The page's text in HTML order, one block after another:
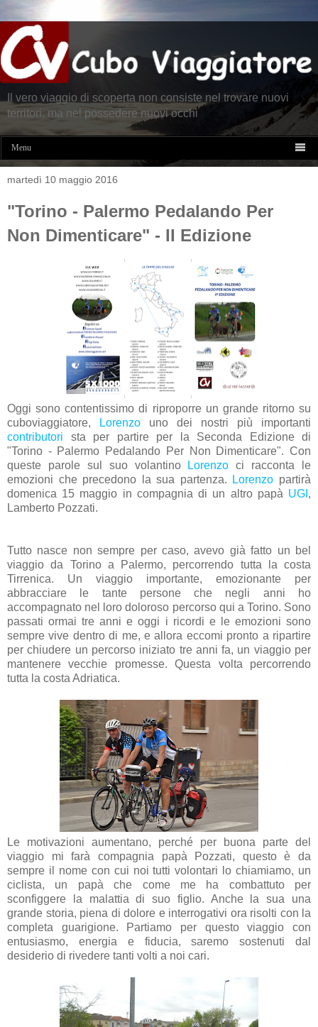
Il vero viaggio di scoperta non consiste nel trovare nuovi
territori, ma nel possedere nuovi occhi
Menu 
martedì 10 maggio 2016
"Torino - Palermo Pedalando Per
Non Dimenticare" - II Edizione
Oggi sono contentissimo di riproporre un grande ritorno su
cuboviaggiatore,
Lorenzo uno dei nostri più importanti
contributori sta per partire per la Seconda Edizione di
"Torino - Palermo Pedalando Per Non Dimenticare". Con
queste parole sul suo volantino
Lorenzo ci racconta le
emozioni che precedono la sua partenza.
Lorenzo partirà
domenica 15 maggio in compagnia di un altro papà UGI ,
Lamberto Pozzati.
Tutto nasce non sempre per caso, avevo già fatto un bel
viaggio da Torino a Palermo, percorrendo tutta la costa
Tirrenica. Un viaggio importante, emozionante per
abbracciare le tante persone che negli anni ho
accompagnato nel loro doloroso percorso qui a Torino. Sono
passati ormai tre anni e oggi i ricordi e le emozioni sono
sempre vive dentro di me, e allora eccomi pronto a ripartire
per chiudere un percorso iniziato tre anni fa, un viaggio per
mantenere vecchie promesse. Questa volta percorrendo
tutta la costa Adriatica.
Le motivazioni aumentano, perché per buona parte del
viaggio mi farà compagnia papà Pozzati, questo è da
sempre il nome con cui noi tutti volontari lo chiamiamo, un
ciclista, un papà che come me ha combattuto per
sconfiggere la malattia di suo figlio. Anche la sua una
grande storia, piena di dolore e interrogativi ora risolti con la
completa guarigione. Partiamo per questo viaggio con
entusiasmo, energia e fiducia, saremo sostenuti dal
desiderio di rivedere tanti volti a noi cari.